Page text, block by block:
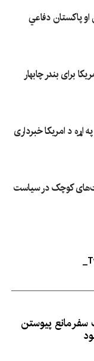
پاکستان دفاعي
برای بندر چابهار
د امریکا خبرداری
کوچک در سیاست
سفر مانع پیوستن